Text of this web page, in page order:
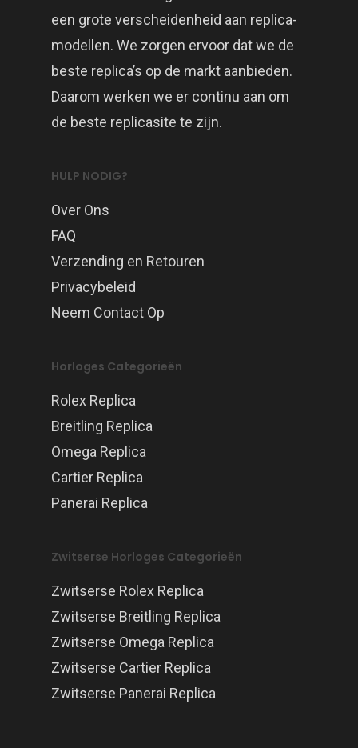
een grote verscheidenheid aan replica-
modellen. We zorgen ervoor dat we de
beste replica’s op de markt aanbieden.
Daarom werken we er continu aan om
de beste replicasite te zijn.
HULP NODIG?
Over Ons
FAQ
Verzending en Retouren
Privacybeleid
Neem Contact Op
Horloges Categorieën
Rolex Replica
Breitling Replica
Omega Replica
Cartier Replica
Panerai Replica
Zwitserse Horloges Categorieën
Zwitserse Rolex Replica
Zwitserse Breitling Replica
Zwitserse Omega Replica
Zwitserse Cartier Replica
Zwitserse Panerai Replica